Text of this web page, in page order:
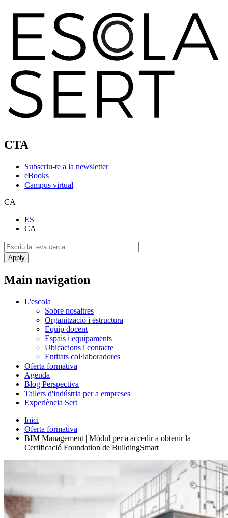
CTA
Subscriu-te a la newsletter
eBooks
Campus virtual
CA
ES
CA
Main navigation
L'escola
Sobre nosaltres
Organització i estructura
Equip docent
Espais i equipaments
Ubicacions i contacte
Entitats col·laboradores
Oferta formativa
Agenda
Blog Perspectiva
Tallers d'indústria per a empreses
Experiència Sert
Inici
Oferta formativa
BIM Management | Mòdul per a accedir a obtenir la
Certificació Foundation de BuildingSmart